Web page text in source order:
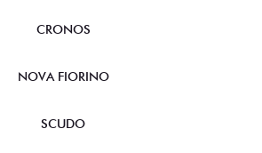
CRONOS
NOVA FIORINO
SCUDO